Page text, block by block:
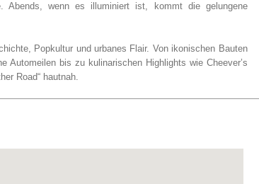
Abends, wenn es illuminiert ist, kommt die gelungene
Popkultur und urbanes Flair. Von ikonischen Bauten
Automeilen bis zu kulinarischen Highlights wie Cheever’s
Road“ hautnah.